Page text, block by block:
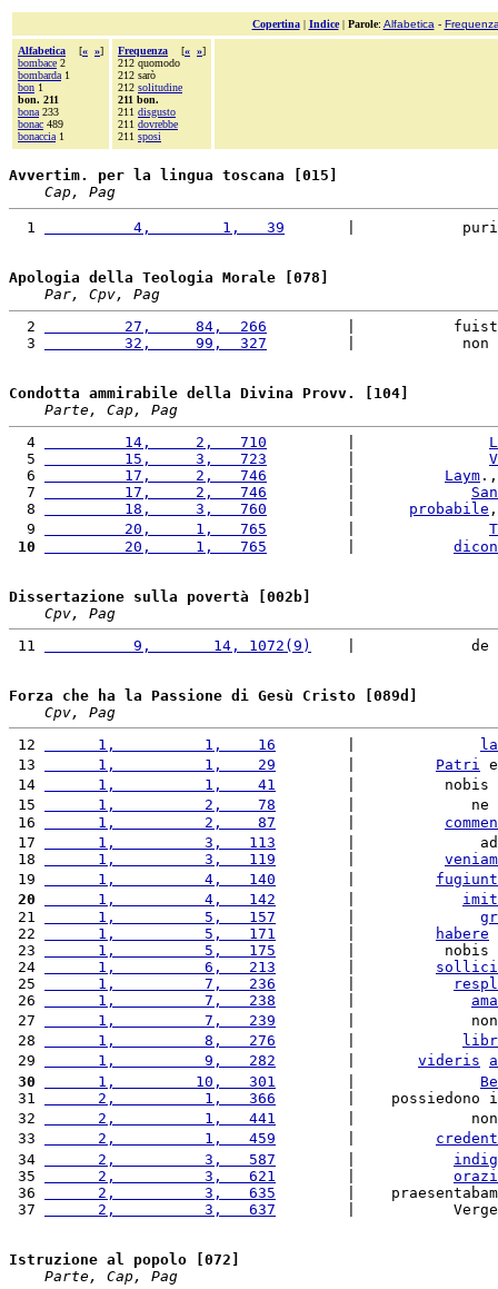
Copertina| Indice| Parole: Alfabetica -
Alfabetica [« »]
bombace 2
bombarda 1
bon 1
bon. 211
bona 233
bonac 489
bonaccia 1
Frequenza [« »]
212 quomodo
212 sarò
212 solitudine
211 bon.
211 disgusto
211 dovrebbe
211 sposi
Avvertim. per la lingua toscana [015]
Cap, Pag
  1
          4,        1,   39
|
Apologia della Teologia Morale [078]
Par, Cpv, Pag
  2
         27,     84,  266
|
  3
         32,     99,  327
         |            non
Condotta ammirabile della Divina Provv. [104]
Parte, Cap, Pag
  4
         14,     2,   710
  5
         15,     3,   723
  6
         17,     2,   746
Laym
  7
         17,     2,   746
  8
         18,     3,   760
probabile
  9
         20,     1,   765
10
         20,     1,   765
Dissertazione sulla povertà [002b]
Cpv, Pag
11
          9,       14, 1072(9)
    |             de
Forza che ha la Passione di Gesù Cristo [089d]
Cpv, Pag
12
      1,          1,    16
13
      1,          1,    29
Patri
14
      1,          1,    41
        |          nobis
15
      1,          2,    78
        |             ne
16
      1,          2,    87
17
      1,          3,   113
|
18
      1,          3,   119
veniam
19
      1,          4,   140
fugiunt
20
      1,          4,   142
21
      1,          5,   157
22
      1,          5,   171
habere
23
      1,          5,   175
        |          nobis
24
      1,          6,   213
25
      1,          7,   236
26
      1,          7,   238
27
      1,          7,   239
|
28
      1,          8,   276
29
      1,          9,   282
videris
30
      1,         10,   301
31
      2,          1,   366
|    possiedono
32
      2,          1,   441
|
33
      2,          1,   459
34
      2,          3,   587
35
      2,          3,   621
36
      2,          3,   635
|
37
      2,          3,   637
|
Istruzione al popolo [072]
Parte, Cap, Pag